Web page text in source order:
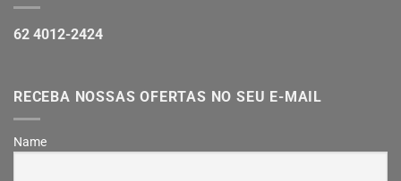
62 4012-2424
RECEBA NOSSAS OFERTAS NO SEU E-MAIL
Name